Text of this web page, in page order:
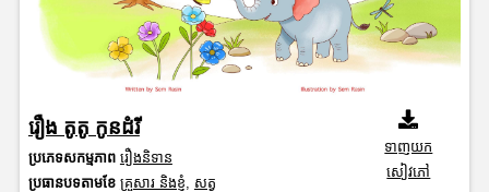
រឿង តូតូ កូនដំរី
ប្រភេទសកម្មភាព រឿងនិទាន
ប្រធានបទតាមខែ គ្រួសារ និងខ្ញុំ
សត្វ
ទាញយក
សៀវភៅ